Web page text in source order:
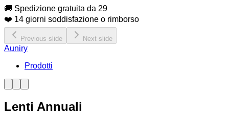
🚚 Spedizione gratuita da 29
❤️ 14 giorni soddisfazione o rimborso
Previous slide Next slide
Auniry
Prodotti
Lenti Annuali